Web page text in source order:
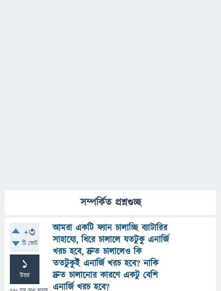
সম্পর্কিত প্রশ্নগুচ্ছ
+3
টি ভোট
1
উত্তর
আমরা একটি ফ্যান চালাচ্ছি ব্যাটারির
সাহায্যে, ধিরে চালালে যতটুকু এনার্জি
খরচ হবে, দ্রুত চালালেও কি
ততটুকুই এনার্জি খরচ হবে? নাকি
দ্রুত চালানোর কারণে একটু বেশি
এনার্জি খরচ হবে?